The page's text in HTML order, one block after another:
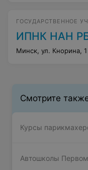
ГОСУДАРСТВЕННОЕ
ИПНК НАН
Минск, ул. Кнорина, 1
Смотрите
Курсы
Автошколы